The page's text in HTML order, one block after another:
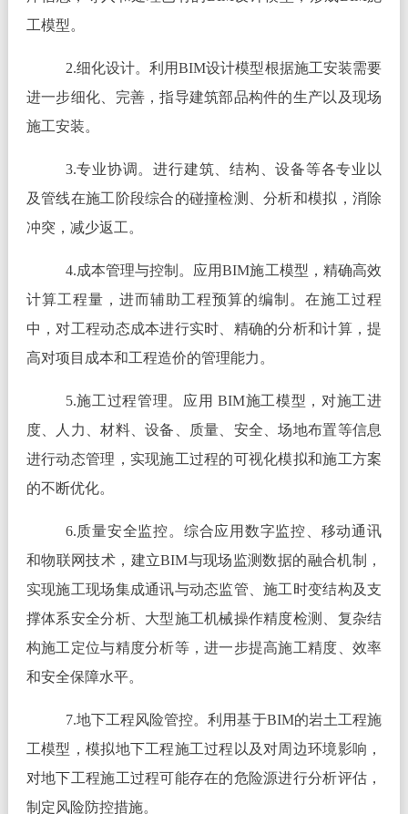
工模型。
2.细化设计。利用BIM设计模型根据施工安装需要
进一步细化、完善，指导建筑部品构件的生产以及现场
施工安装。
3.专业协调。进行建筑、结构、设备等各专业以
及管线在施工阶段综合的碰撞检测、分析和模拟，消除
冲突，减少返工。
4.成本管理与控制。应用BIM施工模型，精确高效
计算工程量，进而辅助工程预算的编制。在施工过程
中，对工程动态成本进行实时、精确的分析和计算，提
高对项目成本和工程造价的管理能力。
5.施工过程管理。应用 BIM施工模型，对施工进
度、人力、材料、设备、质量、安全、场地布置等信息
进行动态管理，实现施工过程的可视化模拟和施工方案
的不断优化。
6.质量安全监控。综合应用数字监控、移动通讯
和物联网技术，建立BIM与现场监测数据的融合机制，
实现施工现场集成通讯与动态监管、施工时变结构及支
撑体系安全分析、大型施工机械操作精度检测、复杂结
构施工定位与精度分析等，进一步提高施工精度、效率
和安全保障水平。
7.地下工程风险管控。利用基于BIM的岩土工程施
工模型，模拟地下工程施工过程以及对周边环境影响，
对地下工程施工过程可能存在的危险源进行分析评估，
制定风险防控措施。